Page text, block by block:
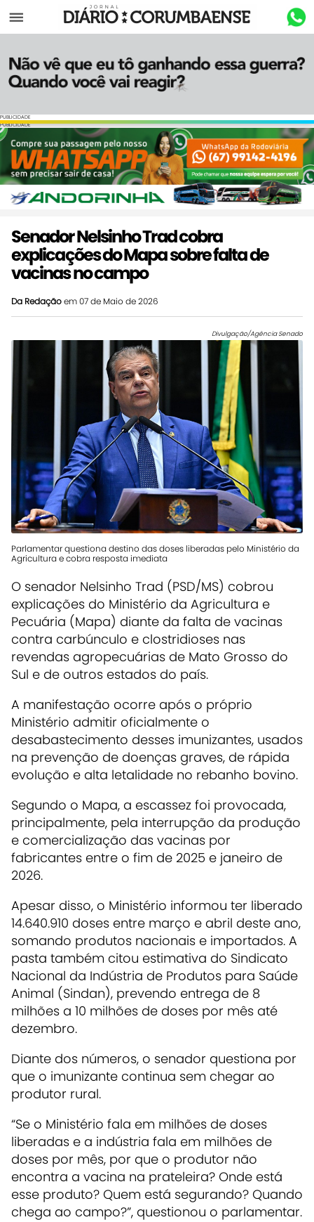
Menu
PUBLICIDADE
PUBLICIDADE
Senador Nelsinho Trad cobra
explicações do Mapa sobre falta de
vacinas no campo
Da Redaçãoem 07 de Maio de 2026
Divulgação/Agência Senado
Parlamentar questiona destino das doses liberadas pelo Ministério da
Agricultura e cobra resposta imediata
O senador Nelsinho Trad (PSD/MS) cobrou
explicações do Ministério da Agricultura e
Pecuária (Mapa) diante da falta de vacinas
contra carbúnculo e clostridioses nas
revendas agropecuárias de Mato Grosso do
Sul e de outros estados do país.
A manifestação ocorre após o próprio
Ministério admitir oficialmente o
desabastecimento desses imunizantes, usados
na prevenção de doenças graves, de rápida
evolução e alta letalidade no rebanho bovino.
Segundo o Mapa, a escassez foi provocada,
principalmente, pela interrupção da produção
e comercialização das vacinas por
fabricantes entre o fim de 2025 e janeiro de
2026.
Apesar disso, o Ministério informou ter liberado
14.640.910 doses entre março e abril deste ano,
somando produtos nacionais e importados. A
pasta também citou estimativa do Sindicato
Nacional da Indústria de Produtos para Saúde
Animal (Sindan), prevendo entrega de 8
milhões a 10 milhões de doses por mês até
dezembro.
Diante dos números, o senador questiona por
que o imunizante continua sem chegar ao
produtor rural.
“Se o Ministério fala em milhões de doses
liberadas e a indústria fala em milhões de
doses por mês, por que o produtor não
encontra a vacina na prateleira? Onde está
esse produto? Quem está segurando? Quando
chega ao campo?”, questionou o parlamentar.